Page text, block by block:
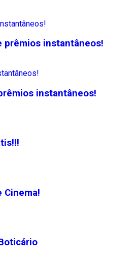
prêmios instantâneos!
instantâneos!
Cinema!